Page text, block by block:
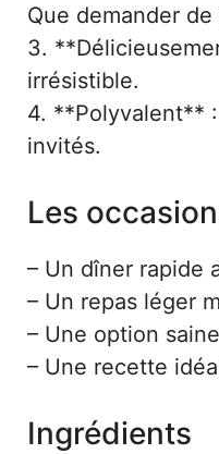
Que demander de
3.
irrésistible.
4. **Polyvalent**
invités.
Les
– Un dîner rapide
– Un repas léger
– Une option
– Une recette
Ingrédients